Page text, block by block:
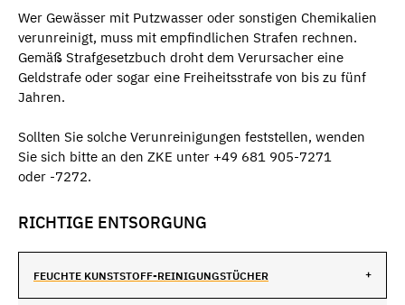
Wer Gewässer mit Putzwasser oder sonstigen Chemikalien
verunreinigt, muss mit empfindlichen Strafen rechnen.
Gemäß Strafgesetzbuch droht dem Verursacher eine
Geldstrafe oder sogar eine Freiheitsstrafe von bis zu fünf
Jahren.
Sollten Sie solche Verunreinigungen feststellen, wenden
Sie sich bitte an den ZKE unter +49 681 905-7271
oder -7272.
RICHTIGE ENTSORGUNG
FEUCHTE KUNSTSTOFF-REINIGUNGSTÜCHER